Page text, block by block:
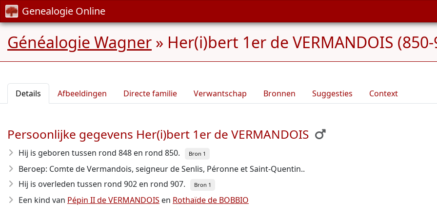
Genealogie Online
Généalogie Wagner » Her(i)bert 1er de VERMANDOIS
Details Afbeeldingen Directe familie Verwantschap Bronnen Suggesties Context
Persoonlijke gegevens Her(i)bert 1er de VERMANDOIS
Hij is geboren tussen rond 848 en rond 850. Bron 1
Beroep: Comte de Vermandois, seigneur de Senlis, Péronne et Saint-Quentin..
Hij is overleden tussen rond 902 en rond 907. Bron 1
Een kind van Pépin II de VERMANDOIS en Rothaïde de BOBBIO